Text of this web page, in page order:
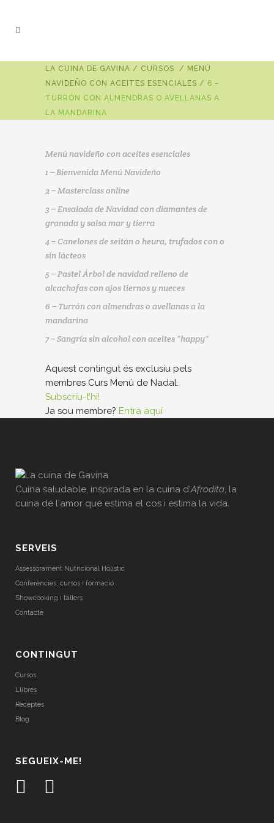
LA CUINA DE GAVINA / CURSOS / MENÚ
NAVIDEÑO CON ACEITES ESENCIALES / 6 –
TURRÓN CON ALMENDRAS O AVELLANAS A
LA MANDARINA
Menú navideño con aceites esenciales
1 – Bienvenida Menú Navideño
2 – Masterclass online
3 – Ensalada de Navidad con diamantes de
granada y salsa mar y tierra
4 – Canelones de seitán o heura, trufados con o
sin lácteos
5 – Pastel Árbol de navidad relleno de
alcachofas con ajos tiernos y nueces
6 – Turrón con almendras o avellanas a la
mandarina
7 – Sangría sin alcohol con aceites “happy“
Aquest contingut és exclusiu pels
membres Curs Menú de Nadal.
Subscriu-t’hi!
Ja sou membre? Entra aquí
Cuina saludable, inspirada en la cuina d'Afrodita, la
cuina de l'amor que estima el cos i estima la vida.
SERVEIS
Assessorament Nutricional Holístic
Conferències, cursos i formació
Showcooking i tallers
Contacte
CONTINGUT
Cursos
Llibres
Receptes
Blog
SEGUEIX-ME!